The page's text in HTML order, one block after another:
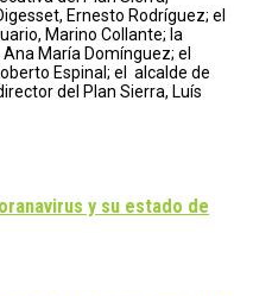
Ernesto Rodríguez; el
Marino Collante; la
María Domínguez; el
Espinal; el alcalde de
del Plan Sierra, Luís
y su estado de